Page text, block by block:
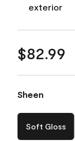
exterior
$82.99
Sheen
Soft Gloss